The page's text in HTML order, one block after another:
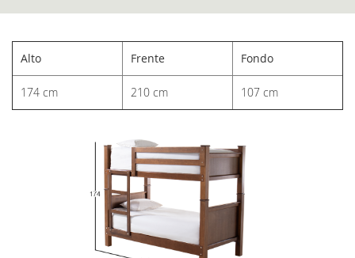
Alto Frente Fondo
174 cm 210 cm 107 cm